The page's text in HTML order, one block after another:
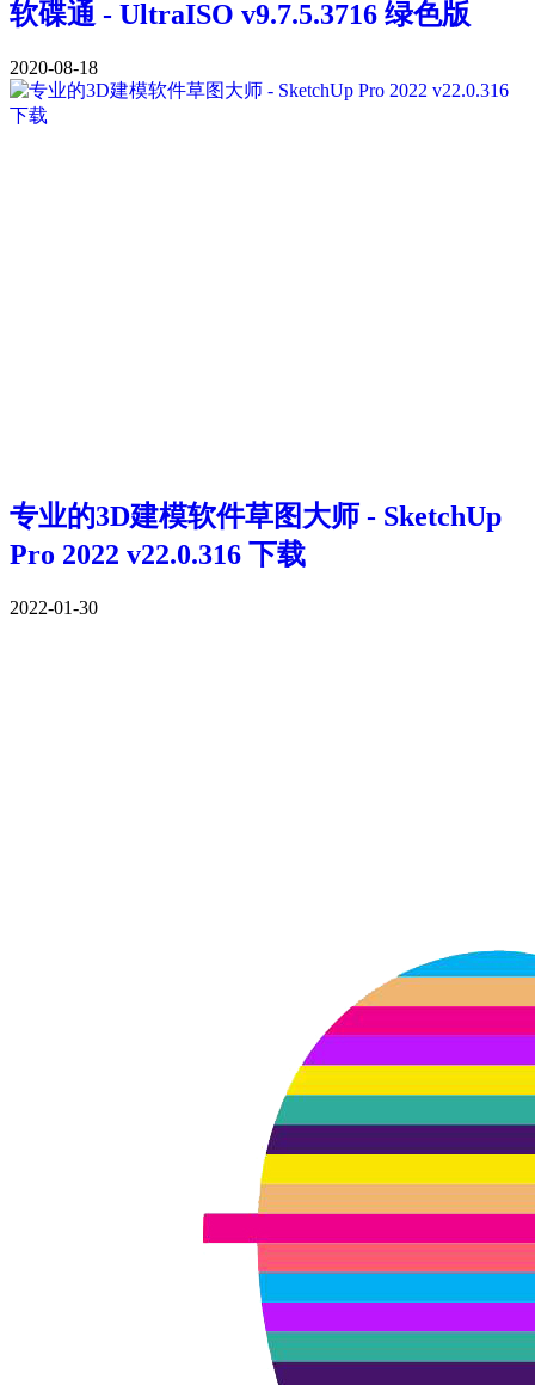
软碟通 - UltraISO v9.7.5.3716 绿色版
2020-08-18
专业的3D建模软件草图大师 - SketchUp
Pro 2022 v22.0.316 下载
2022-01-30